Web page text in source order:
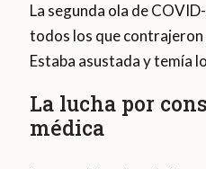
La segunda ola de
todos los que
Estaba asustada y temía
La lucha por
médica